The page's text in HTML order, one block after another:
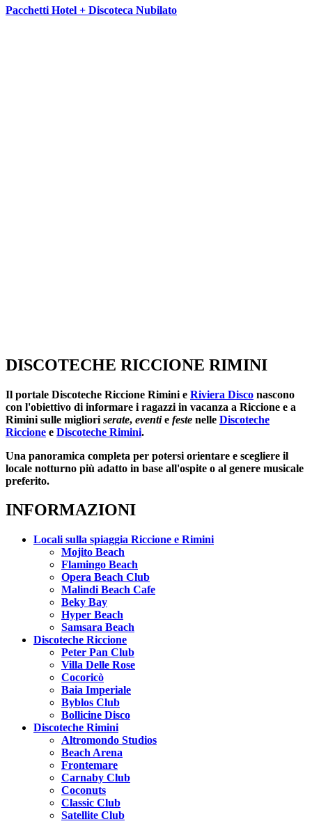
Pacchetti Hotel + Discoteca Nubilato
DISCOTECHE RICCIONE RIMINI
Il portale Discoteche Riccione Rimini e Riviera Disco nascono
con l'obiettivo di informare i ragazzi in vacanza a Riccione e a
Rimini sulle migliori serate, eventie feste nelle Discoteche
Riccione e Discoteche Rimini.
Una panoramica completa per potersi orientare e scegliere il
locale notturno più adatto in base all'ospite o al genere musicale
preferito.
INFORMAZIONI
Locali sulla spiaggia Riccione e Rimini
Mojito Beach
Flamingo Beach
Opera Beach Club
Malindi Beach Cafe
Beky Bay
Hyper Beach
Samsara Beach
Discoteche Riccione
Peter Pan Club
Villa Delle Rose
Cocoricò
Baia Imperiale
Byblos Club
Bollicine Disco
Discoteche Rimini
Altromondo Studios
Beach Arena
Frontemare
Carnaby Club
Coconuts
Classic Club
Satellite Club